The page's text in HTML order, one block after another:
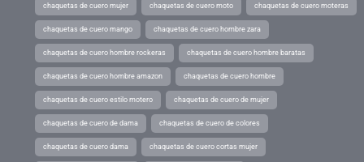
chaquetas de cuero mujer chaquetas de cuero moto chaquetas de cuero moteras
chaquetas de cuero mango chaquetas de cuero hombre zara
chaquetas de cuero hombre rockeras chaquetas de cuero hombre baratas
chaquetas de cuero hombre amazon chaquetas de cuero hombre
chaquetas de cuero estilo motero chaquetas de cuero de mujer
chaquetas de cuero de dama chaquetas de cuero de colores
chaquetas de cuero dama chaquetas de cuero cortas mujer